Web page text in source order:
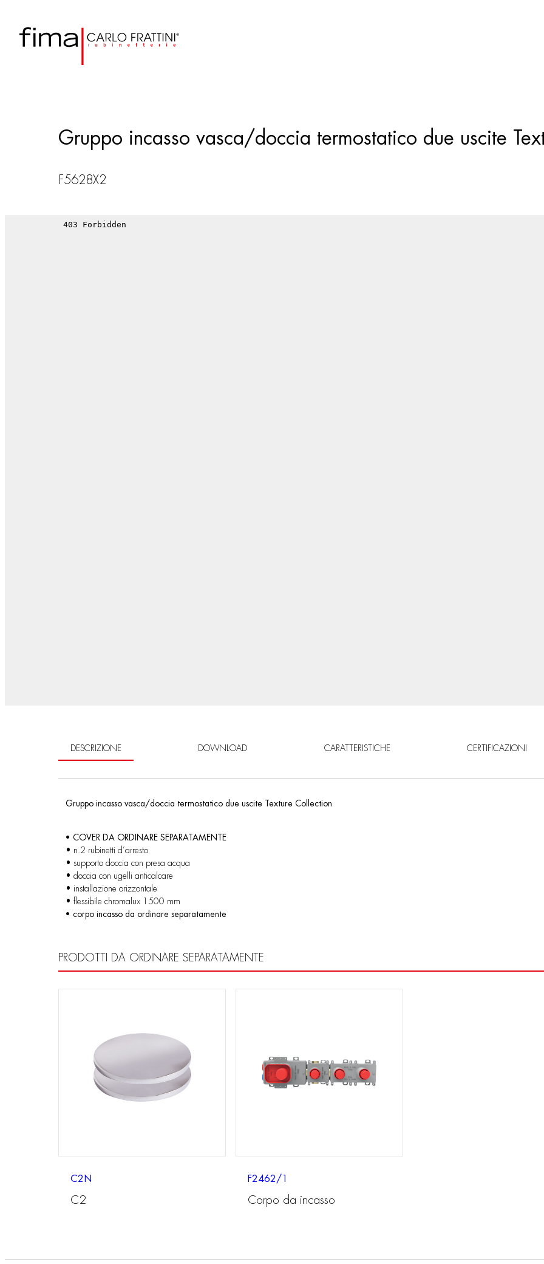
Gruppo incasso vasca/doccia termostatico due uscite
F5628X2
DESCRIZIONE DOWNLOAD CARATTERISTICHE CERTIFICAZIONI
Gruppo incasso vasca/doccia termostatico due uscite Texture Collection
• COVER DA ORDINARE SEPARATAMENTE
• n.2 rubinetti d’arresto
• supporto doccia con presa acqua
• doccia con ugelli anticalcare
• installazione orizzontale
• flessibile chromalux 1500 mm
• corpo incasso da ordinare separatamente
PRODOTTI DA ORDINARE SEPARATAMENTE
C2N
C2
F2462/1
Corpo da incasso